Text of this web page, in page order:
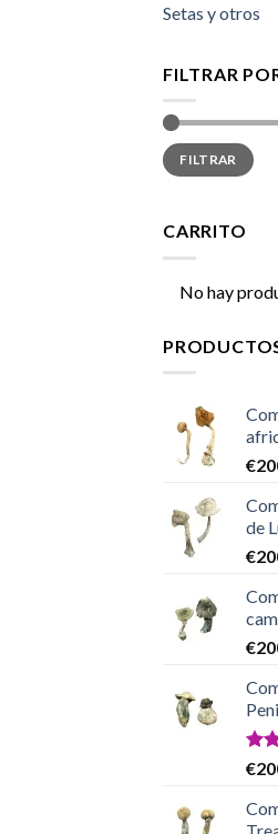
Setas y otros
FILTRAR
Precio
mínimo
Precio
máximo
FILTRAR
CARRITO
No hay
€
de
€
€
de 5
€